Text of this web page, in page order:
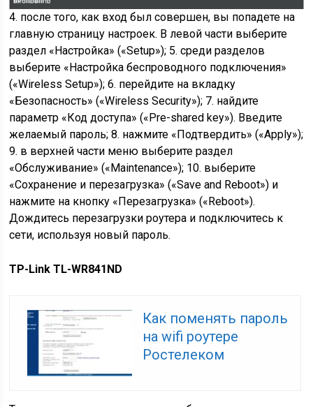
4. после того, как вход был совершен, вы попадете на
главную страницу настроек. В левой части выберите
раздел «Настройка» («Setup»); 5. среди разделов
выберите «Настройка беспроводного подключения»
(«Wireless Setup»); 6. перейдите на вкладку
«Безопасность» («Wireless Security»); 7. найдите
параметр «Код доступа» («Pre-shared key»). Введите
желаемый пароль; 8. нажмите «Подтвердить» («Apply»);
9. в верхней части меню выберите раздел
«Обслуживание» («Maintenance»); 10. выберите
«Сохранение и перезагрузка» («Save and Reboot») и
нажмите на кнопку «Перезагрузка» («Reboot»).
Дождитесь перезагрузки роутера и подключитесь к
сети, используя новый пароль.
TP-Link TL-WR841ND
Как поменять пароль
на wifi роутере
Ростелеком